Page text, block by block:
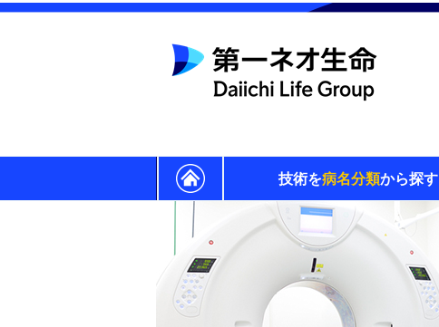
技術を病名分類から探す